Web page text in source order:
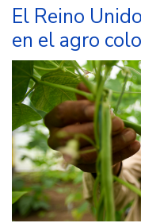
importancia
en
el
logro
de
los
ODS
El Reino
en el agro